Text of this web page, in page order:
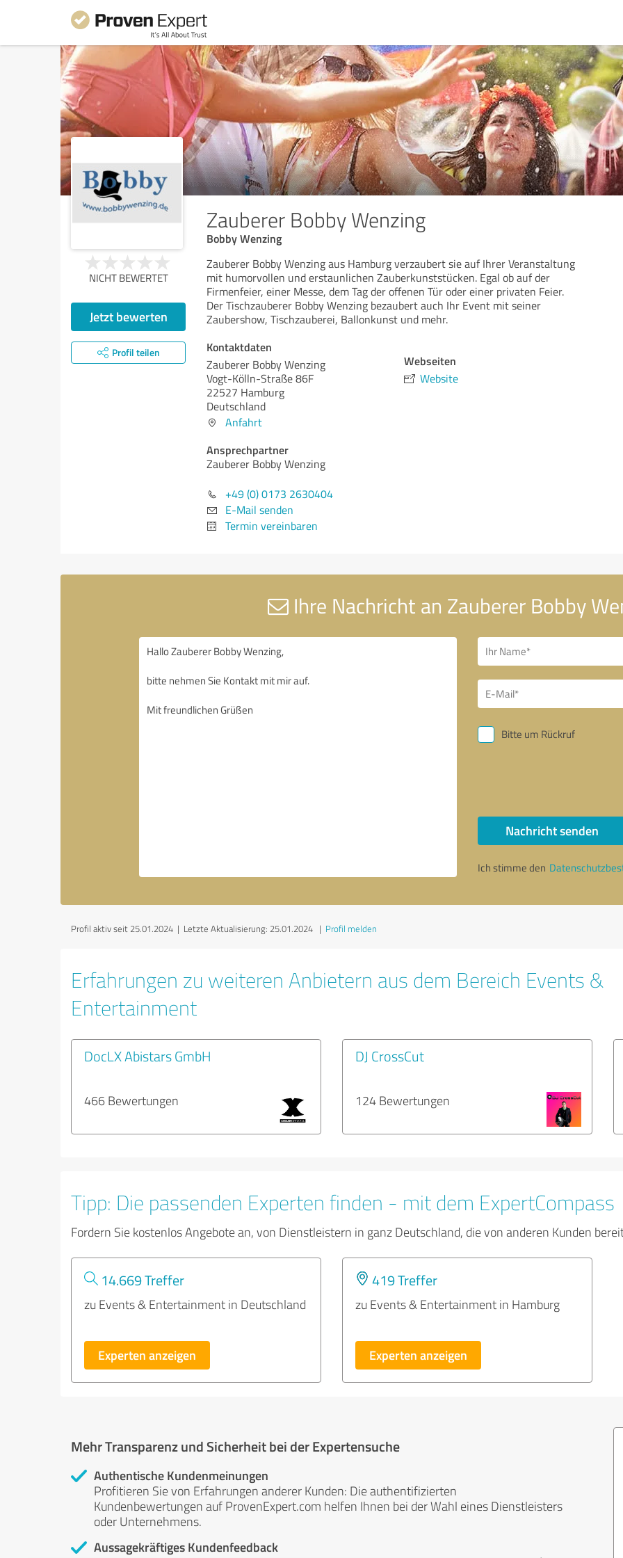
Zauberer Bobby Wenzing
Bobby Wenzing
NICHT BEWERTET
Jetzt bewerten
Profil teilen
Zauberer Bobby Wenzing aus Hamburg verzaubert sie auf Ihrer Veranstaltung
mit humorvollen und erstaunlichen Zauberkunststücken. Egal ob auf der
Firmenfeier, einer Messe, dem Tag der offenen Tür oder einer privaten Feier.
Der Tischzauberer Bobby Wenzing bezaubert auch Ihr Event mit seiner
Zaubershow, Tischzauberei, Ballonkunst und mehr.
Kontaktdaten
Zauberer Bobby Wenzing
Vogt-Kölln-Straße 86F
22527 Hamburg
Deutschland
Anfahrt
Ansprechpartner
Zauberer Bobby Wenzing
+49 (0) 0173 2630404
E-Mail senden
Termin vereinbaren
Webseiten
Website
Ihre Nachricht an Zauberer Bobby
Bitte um Rückruf
Nachricht senden
Ich stimme den
Profil aktiv seit 25.01.2024 | Letzte Aktualisierung: 25.01.2024 | Profil melden
Erfahrungen zu weiteren Anbietern aus dem Bereich Events &
Entertainment
DocLX Abistars GmbH
466 Bewertungen
DJ CrossCut
124 Bewertungen
Tipp: Die passenden Experten finden - mit dem ExpertCompass
Fordern Sie kostenlos Angebote an, von Dienstleistern in ganz Deutschland, die von anderen Kunden
14.669 Treffer
zu Events & Entertainment in Deutschland
Experten anzeigen
419 Treffer
zu Events & Entertainment in Hamburg
Experten anzeigen
Mehr Transparenz und Sicherheit bei der Expertensuche
Authentische Kundenmeinungen
Profitieren Sie von Erfahrungen anderer Kunden: Die authentifizierten
Kundenbewertungen auf ProvenExpert.com helfen Ihnen bei der Wahl eines Dienstleisters
oder Unternehmens.
Aussagekräftiges Kundenfeedback